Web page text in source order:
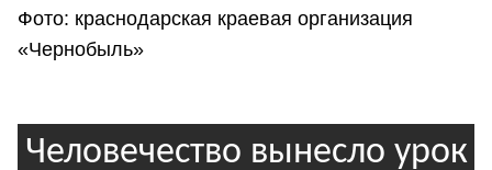
Фото: краснодарская краевая организация
«Чернобыль»